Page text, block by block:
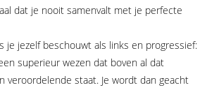
dat je nooit samenvalt met je perfecte
je jezelf beschouwt als links en progressief:
superieur wezen dat boven al dat
veroordelende staat. Je wordt dan geacht